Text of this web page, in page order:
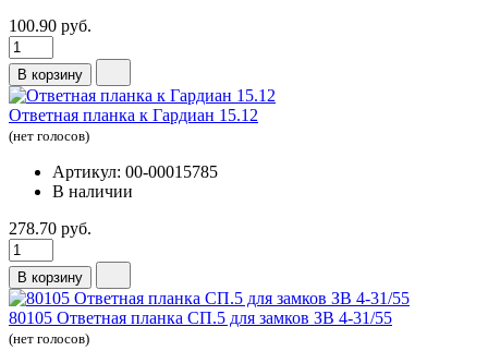
100.90 руб.
В корзину
Ответная планка к Гардиан 15.12
(нет голосов)
Артикул: 00-00015785
В наличии
278.70 руб.
В корзину
80105 Ответная планка СП.5 для замков ЗВ 4-31/55
(нет голосов)